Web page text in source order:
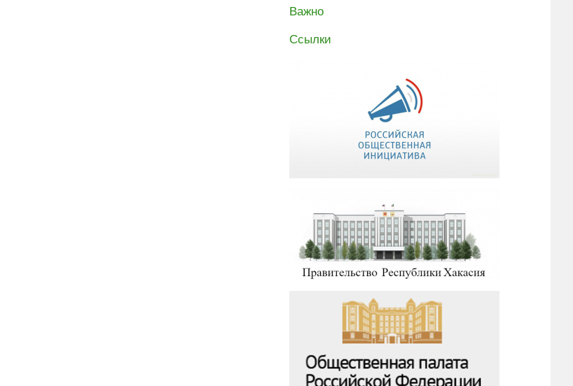
Важно
Ссылки